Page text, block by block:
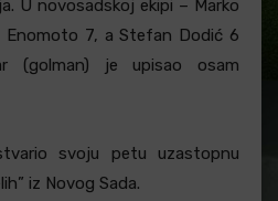
U novosadskoj ekipi – Marko
Enomoto 7, a Stefan Dodić 6
(golman) je upisao osam
svoju petu uzastopnu
iz Novog Sada.